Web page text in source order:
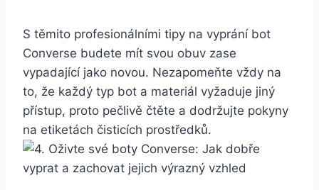
S těmito profesionálními tipy na vyprání⁣ bot
Converse budete⁣ mít svou obuv zase
vypadající jako novou. Nezapomeňte vždy na
to, že ‍každý typ bot a materiál vyžaduje‌ jiný
přístup, proto pečlivě‍ čtěte a ⁢dodržujte pokyny
na etiketách čisticích prostředků.